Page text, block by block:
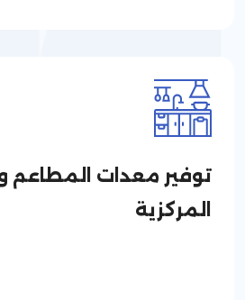
توفير معدات المطاعم
المركزية